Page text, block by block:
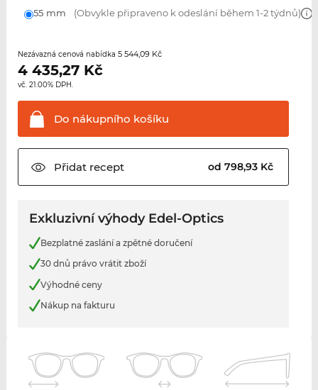
55 mm (Obvykle připraveno k odeslání během 1-2 týdnů)
Nezávazná cenová nabídka 5 544,09 Kč
4 435,27Kč
vč. 21.00% DPH.
Do nákupního košíku
Přidatrecept od 798,93 Kč
Exkluzivní výhody Edel-Optics
Bezplatné zaslání a zpětné doručení
30 dnů právo vrátit zboží
Výhodné ceny
Nákup na fakturu